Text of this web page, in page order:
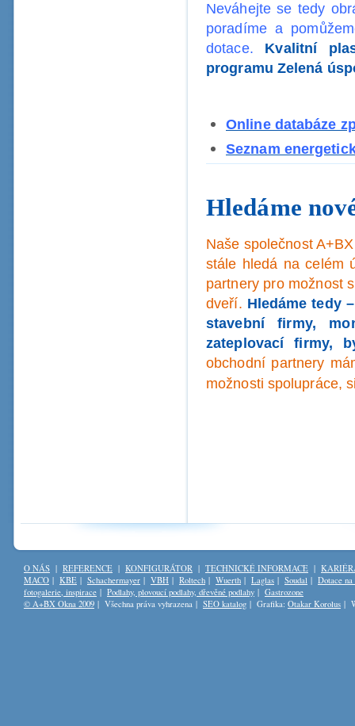
Neváhejte se tedy
poradíme a
dotace.
Kvalitní
programu Zelená
Online databáze
Seznam
Hledáme
Naše společnost
stále hledá na celém
partnery pro možnost
dveří. Hledáme tedy
stavební firmy,
zateplovací firmy,
obchodní partnery
možnosti spolupráce,
O NÁS | REFERENCE | KONFIGURÁTOR | TECHNICKÉ INFORMACE |
MACO | KBE | Schachermayer | VBH | Roltech | Wuerth | Laglas | Soudal | Dotace na
fotogalerie, inspirace | Podlahy, plovoucí podlahy, dřevěné podlahy | Gastrozone
© A+BX Okna 2009 | Všechna práva vyhrazena | SEO katalog | Grafika: Otakar Korolus |